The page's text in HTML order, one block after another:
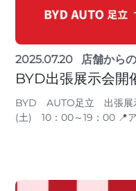
2025.07.20 店舗から
BYD出張展示会開
BYD AUTO足立 出張展
(土) 10：00～19：00 📍